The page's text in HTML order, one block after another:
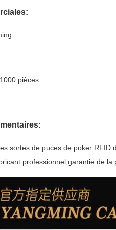
pièces
sortes de puces de poker
professionnel,garantie de